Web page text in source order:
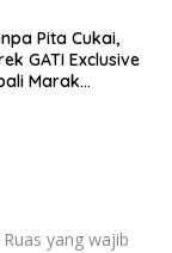
Pita Cukai,
GATI Exclusive
Marak
Ruas yang wajib